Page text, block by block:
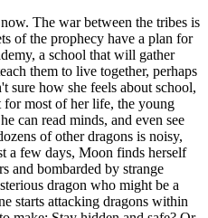
The war between the tribes is
of the prophecy have a plan for
a school that will gather
them to live together, perhaps
sure how she feels about school,
most of her life, the young
can read minds, and even see
of other dragons is noisy,
a few days, Moon finds herself
and bombarded by strange
dragon who might be a
starts attacking dragons within